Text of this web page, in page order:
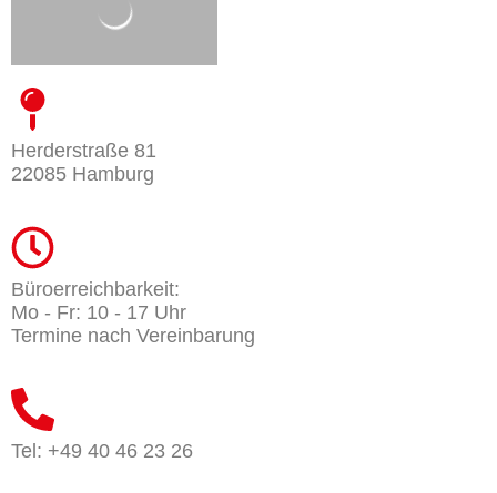
Herderstraße 81
22085 Hamburg
Büroerreichbarkeit:
Mo - Fr: 10 - 17 Uhr
Termine nach Vereinbarung
Tel: +49 40 46 23 26